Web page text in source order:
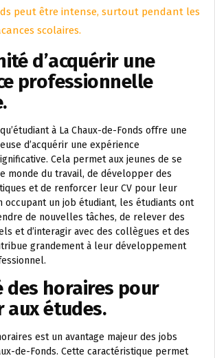
peut être intense, surtout pendant les
scolaires.
d’acquérir une
professionnelle
à La Chaux-de-Fonds offre une
d’acquérir une expérience
Cela permet aux jeunes de se
monde du travail, de développer des
et de renforcer leur CV pour leur
occupant un job étudiant, les étudiants ont
de nouvelles tâches, de relever des
et d’interagir avec des collègues et des
grandement à leur développement
des horaires pour
aux études.
est un avantage majeur des jobs
de-Fonds. Cette caractéristique permet